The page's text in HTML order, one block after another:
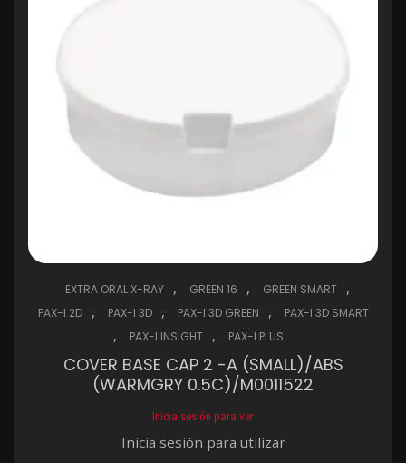
EXTRA ORAL X-RAY , GREEN 16 , GREEN SMART ,
PAX-I 2D , PAX-I 3D , PAX-I 3D GREEN , PAX-I 3D SMART
, PAX-I INSIGHT , PAX-I PLUS
COVER BASE CAP 2 -A (SMALL)/ABS
(WARMGRY 0.5C)/M0011522
Inicia sesión para ver
Inicia sesión para utilizar